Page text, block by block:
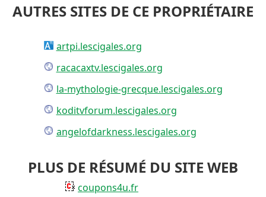
AUTRES SITES DE CE PROPRIÉTAIRE
artpi.lescigales.org
racacaxtv.lescigales.org
la-mythologie-grecque.lescigales.org
koditvforum.lescigales.org
angelofdarkness.lescigales.org
PLUS DE RÉSUMÉ DU SITE WEB
coupons4u.fr